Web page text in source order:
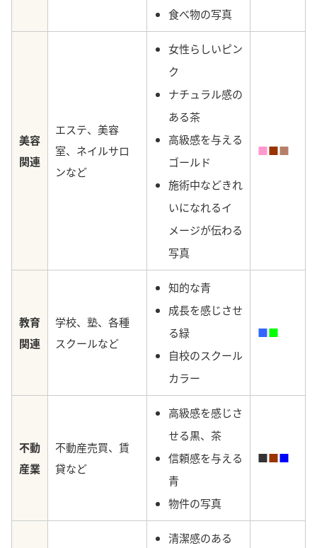
食べ物の写真
美容
関連
エステ、美容
室、ネイルサロ
ンなど
女性らしいピン
ク
ナチュラル感の
ある茶
高級感を与える
ゴールド
施術中などきれ
いになれるイ
メージが伝わる
写真
■■■
教育
関連
学校、塾、各種
スクールなど
知的な青
成長を感じさせ
る緑
自校のスクール
カラー
■■
不動
産業
不動産売買、賃
貸など
高級感を感じさ
せる黒、茶
信頼感を与える
青
物件の写真
■■■
清潔感のある